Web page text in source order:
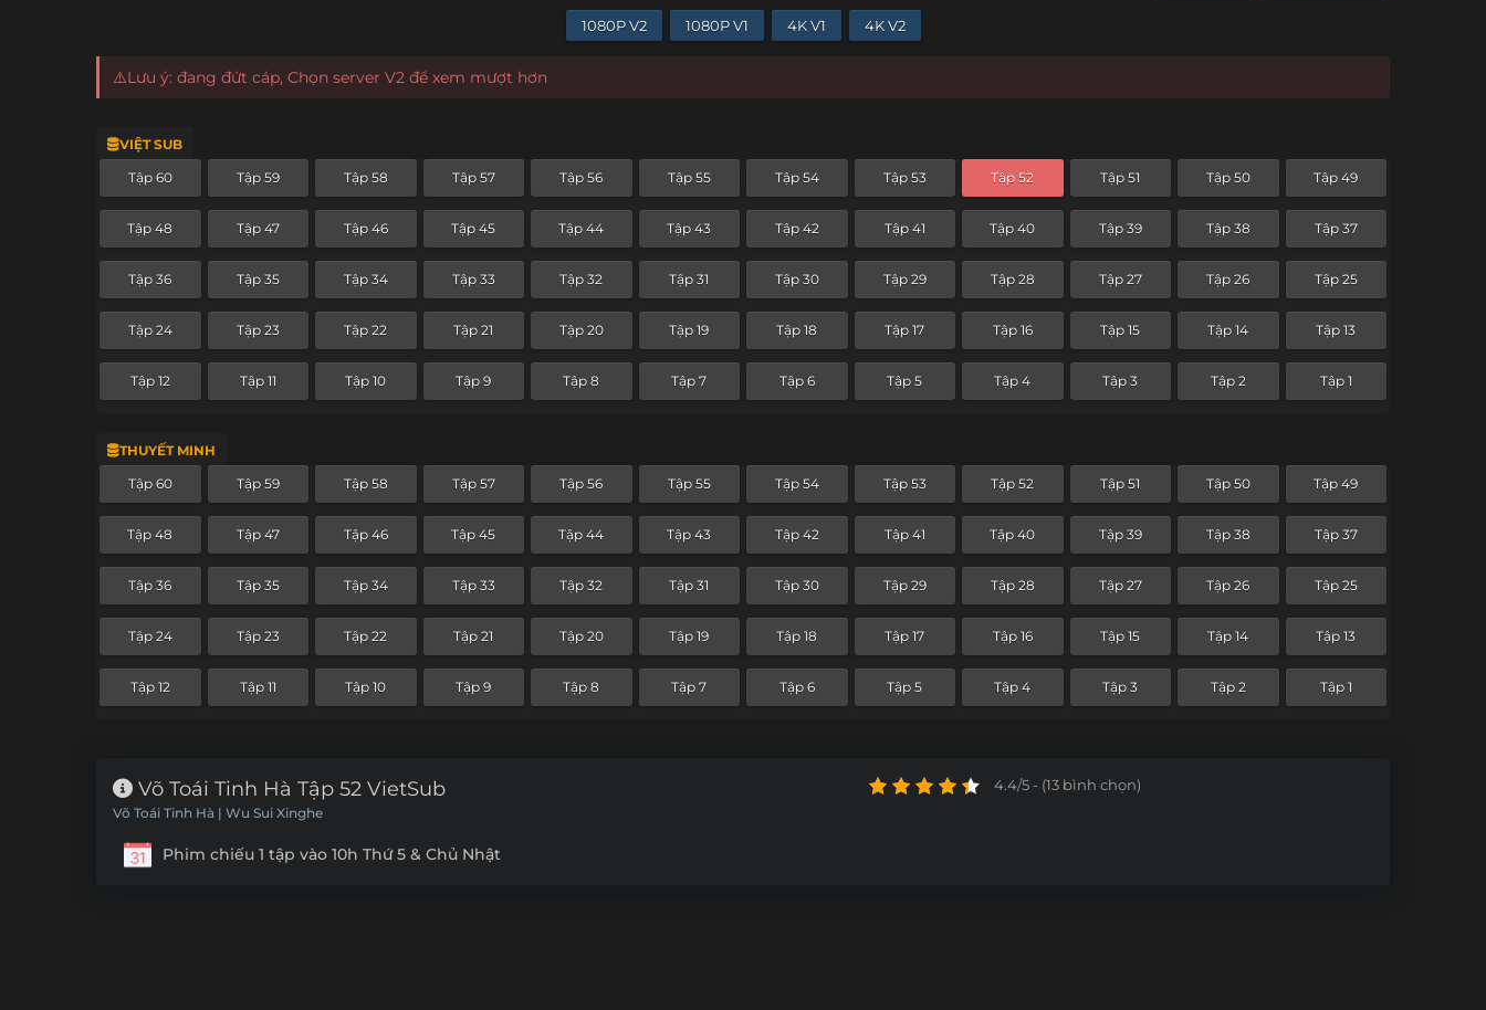
1080P V2 1080P V1 4K V1 4K V2
⚠️Lưu ý: đang đứt cáp, Chọn server V2 để xem mượt hơn
VIỆT SUB
Tập 60 Tập 59 Tập 58 Tập 57 Tập 56 Tập 55 Tập 54 Tập 53 Tập 52 Tập 51 Tập 50 Tập 49
Tập 48 Tập 47 Tập 46 Tập 45 Tập 44 Tập 43 Tập 42 Tập 41 Tập 40 Tập 39 Tập 38 Tập 37
Tập 36 Tập 35 Tập 34 Tập 33 Tập 32 Tập 31 Tập 30 Tập 29 Tập 28 Tập 27 Tập 26 Tập 25
Tập 24 Tập 23 Tập 22 Tập 21 Tập 20 Tập 19 Tập 18 Tập 17 Tập 16 Tập 15 Tập 14 Tập 13
Tập 12 Tập 11 Tập 10 Tập 9 Tập 8 Tập 7 Tập 6 Tập 5 Tập 4 Tập 3 Tập 2 Tập 1
THUYẾT MINH
Tập 60 Tập 59 Tập 58 Tập 57 Tập 56 Tập 55 Tập 54 Tập 53 Tập 52 Tập 51 Tập 50 Tập 49
Tập 48 Tập 47 Tập 46 Tập 45 Tập 44 Tập 43 Tập 42 Tập 41 Tập 40 Tập 39 Tập 38 Tập 37
Tập 36 Tập 35 Tập 34 Tập 33 Tập 32 Tập 31 Tập 30 Tập 29 Tập 28 Tập 27 Tập 26 Tập 25
Tập 24 Tập 23 Tập 22 Tập 21 Tập 20 Tập 19 Tập 18 Tập 17 Tập 16 Tập 15 Tập 14 Tập 13
Tập 12 Tập 11 Tập 10 Tập 9 Tập 8 Tập 7 Tập 6 Tập 5 Tập 4 Tập 3 Tập 2 Tập 1
Võ Toái Tinh Hà Tập 52 VietSub
Võ Toái Tinh Hà | Wu Sui Xinghe
Phim chiếu 1 tập vào 10h Thứ 5 & Chủ Nhật
4.4/5 - (13 bình chọn)